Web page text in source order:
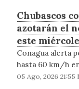
Chubascos
azotarán el
este
Conagua alerta
hasta 60 km/h
05 Ago, 2026 21:55